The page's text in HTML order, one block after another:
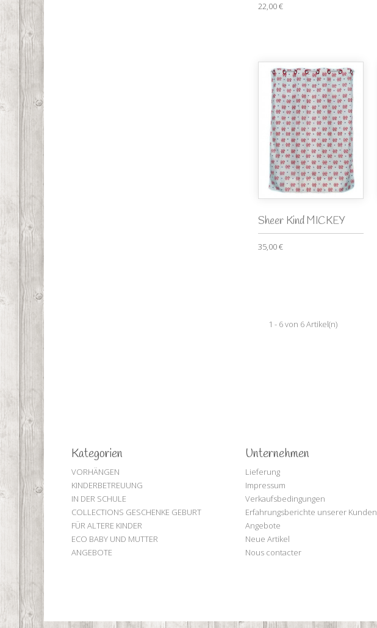
22,00 €
Sheer Kind MICKEY
35,00 €
1 - 6 von 6 Artikel(n)
Kategorien
VORHÄNGEN
KINDERBETREUUNG
IN DER SCHULE
COLLECTIONS GESCHENKE GEBURT
FÜR ALTERE KINDER
ECO BABY UND MUTTER
ANGEBOTE
Unternehmen
Lieferung
Impressum
Verkaufsbedingungen
Erfahrungsberichte unserer Kunden
Angebote
Neue Artikel
Nous contacter